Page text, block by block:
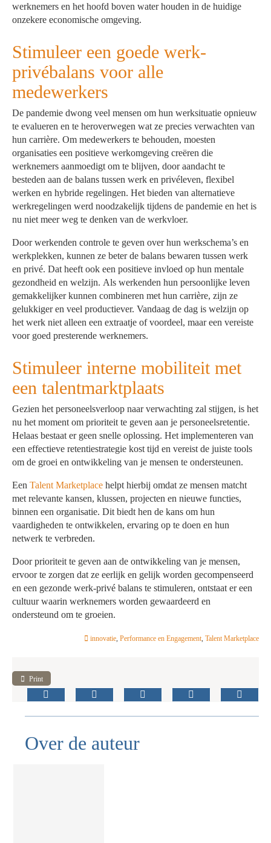
werknemers en het hoofd boven water houden in de huidige
onzekere economische omgeving.
Stimuleer een goede werk-
privébalans voor alle
medewerkers
De pandemie dwong veel mensen om hun werksituatie opnieuw
te evalueren en te heroverwegen wat ze precies verwachten van
hun carrière. Om medewerkers te behouden, moesten
organisaties een positieve werkomgeving creëren die
werknemers aanmoedigt om te blijven, door aandacht te
besteden aan de balans tussen werk en privéleven, flexibel
werken en hybride regelingen. Het bieden van alternatieve
werkregelingen werd noodzakelijk tijdens de pandemie en het is
nu niet meer weg te denken van de werkvloer.
Door werkenden controle te geven over hun werkschema’s en
werkplekken, kunnen ze beter de balans bewaren tussen werk
en privé. Dat heeft ook een positieve invloed op hun mentale
gezondheid en welzijn. Als werkenden hun persoonlijke leven
gemakkelijker kunnen combineren met hun carrière, zijn ze
gelukkiger en veel productiever. Vandaag de dag is welzijn op
het werk niet alleen een extraatje of voordeel, maar een vereiste
voor goed presterende werknemers.
Stimuleer interne mobiliteit met
een talentmarktplaats
Gezien het personeelsverloop naar verwachting zal stijgen, is het
nu het moment om prioriteit te geven aan je personeelsretentie.
Helaas bestaat er geen snelle oplossing. Het implementeren van
een effectieve retentiestrategie kost tijd en vereist de juiste tools
om de groei en ontwikkeling van je mensen te ondersteunen.
EenTalent Marketplace helpt hierbij omdat ze mensen matcht
met relevante kansen, klussen, projecten en nieuwe functies,
binnen een organisatie. Dit biedt hen de kans om hun
vaardigheden te ontwikkelen, ervaring op te doen en hun
netwerk te verbreden.
Door prioriteit te geven aan de ontwikkeling van je mensen,
ervoor te zorgen dat ze eerlijk en gelijk worden gecompenseerd
en een gezonde werk-privé balans te stimuleren, ontstaat er een
cultuur waarin werknemers worden gewaardeerd en
ondersteund om te groeien.
innovatie, Performance en Engagement, Talent Marketplace
Print
Over de auteur